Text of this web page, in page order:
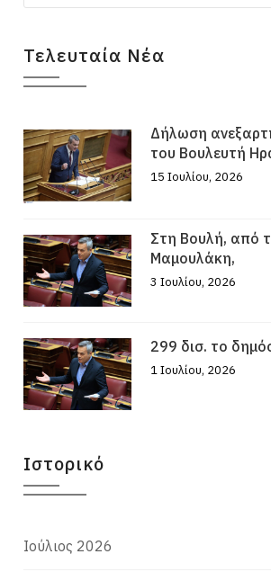
Τελευταία Νέα
Δήλωση
του Βουλευτή
15 Ιουλίου, 2026
Στη Βουλή, από
Μαμουλάκη,
3 Ιουλίου, 2026
299 δισ. το
1 Ιουλίου, 2026
Ιστορικό
Ιούλιος 2026